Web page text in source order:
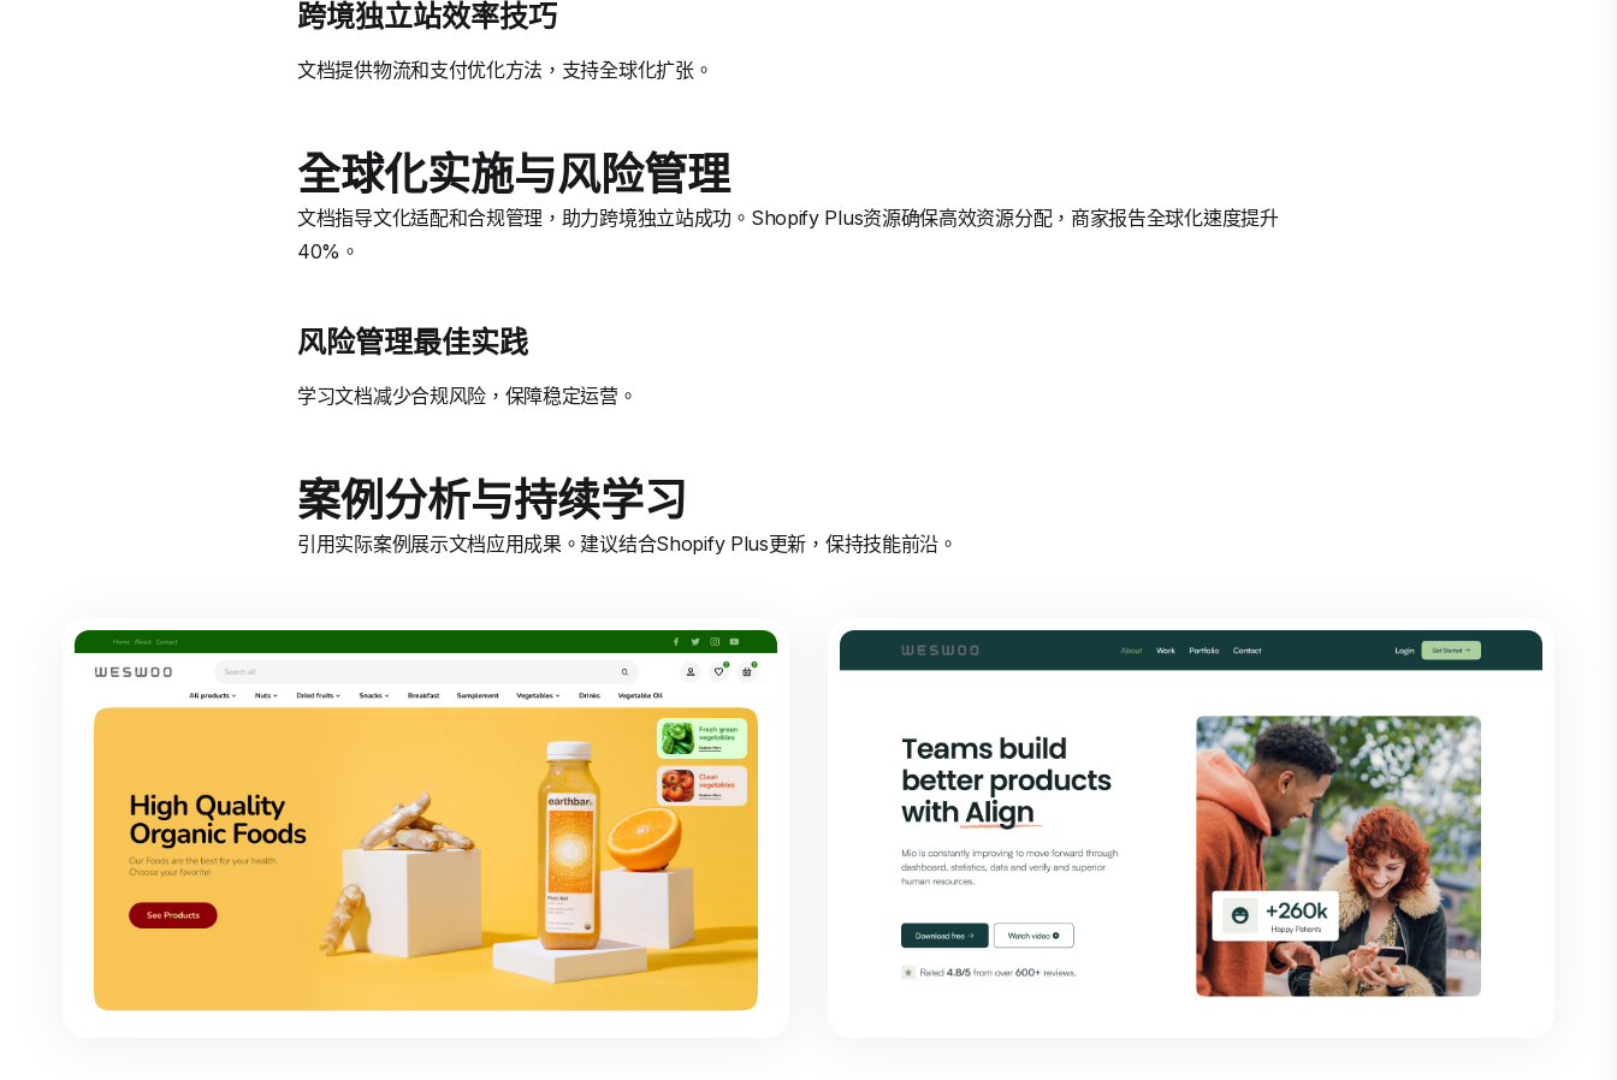
跨境独立站效率技巧
文档提供物流和支付优化方法，支持全球化扩张。
全球化实施与风险管理
文档指导文化适配和合规管理，助力跨境独立站成功。Shopify Plus资源确保高效资源分配，商家报告全球化速度提升
40%。
风险管理最佳实践
学习文档减少合规风险，保障稳定运营。
案例分析与持续学习
引用实际案例展示文档应用成果。建议结合Shopify Plus更新，保持技能前沿。